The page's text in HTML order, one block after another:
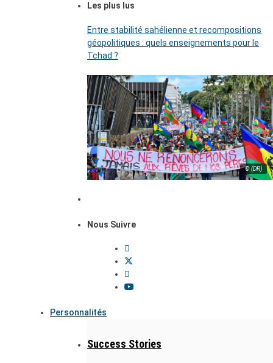
Les plus lus
Entre stabilité sahélienne et recompositions
géopolitiques : quels enseignements pour le
Tchad ?
© (DR)
Nous Suivre
Personnalités
Success Stories